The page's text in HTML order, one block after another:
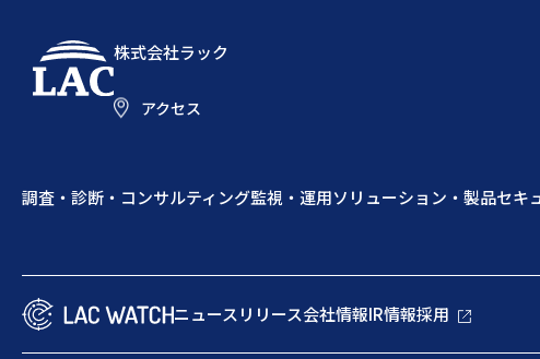
株式会社ラック
アクセス
調査・診断・コンサルティング監視・運用ソリューション・製品セキ
ニュースリリース会社情報IR情報採用